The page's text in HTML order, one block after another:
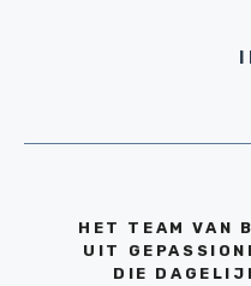
HET TEAM VAN
UIT
DIE